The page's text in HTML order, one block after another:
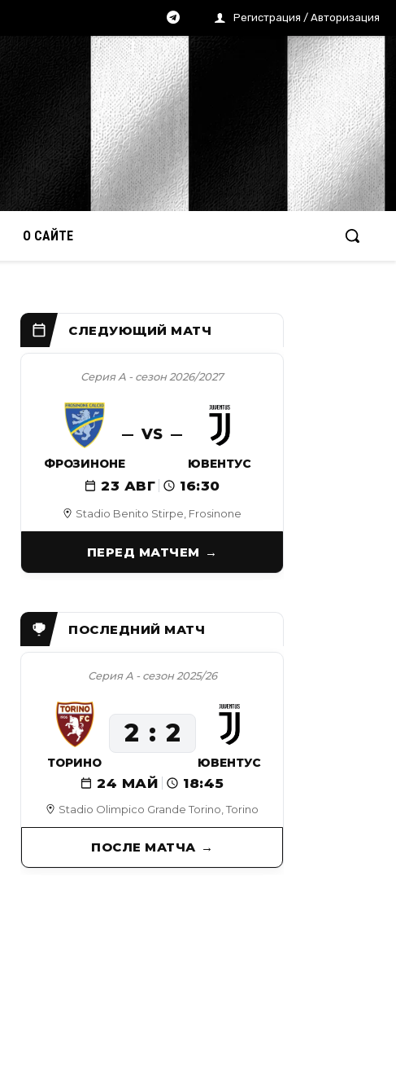
Регистрация / Авторизация
О САЙТЕ
Stadio Benito Stirpe, Frosinone
Серия А - сезон 2026/2027
ФРОЗИНОНЕ
VS
ЮВЕНТУС
23 АВГ 16:30
ПЕРЕД МАТЧЕМ
Stadio Olimpico Grande Torino, Torino
Серия А - сезон 2025/26
24 МАЙ 18:45
ТОРИНО
2 2
ЮВЕНТУС
ПОСЛЕ МАТЧА